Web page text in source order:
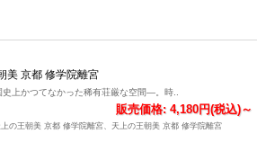
美 京都 修学院離宮
史上かつてなかった稀有荘厳な空間―。時..
販売価格: 4,180円(税込)～
の王朝美 京都 修学院離宮、天上の王朝美 京都 修学院離宮